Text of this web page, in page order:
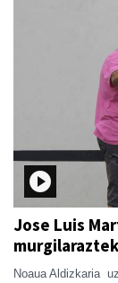
Jose Luis
Noaua Aldizkaria